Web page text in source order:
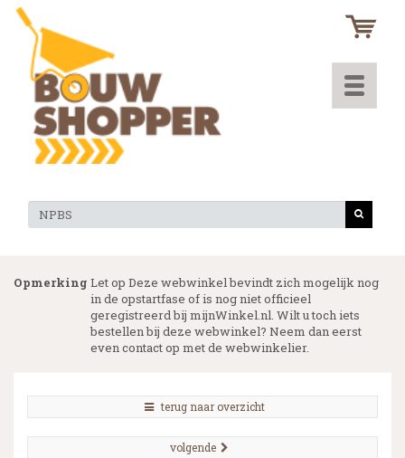
Toggle
Opmerking Let op Deze webwinkel bevindt zich mogelijk nog
in de opstartfase of is nog niet officieel
geregistreerd bij mijnWinkel.nl. Wilt u toch iets
bestellen bij deze webwinkel? Neem dan eerst
even contact op met de webwinkelier.
terug naar overzicht
volgende